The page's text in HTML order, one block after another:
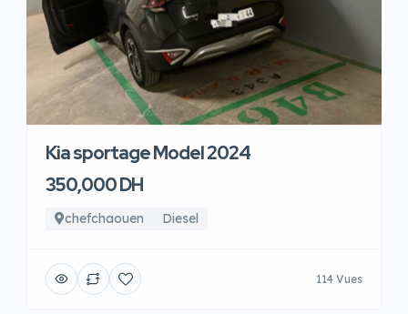
Kia sportage Model 2024
350,000 DH
chefchaouen Diesel
114 Vues